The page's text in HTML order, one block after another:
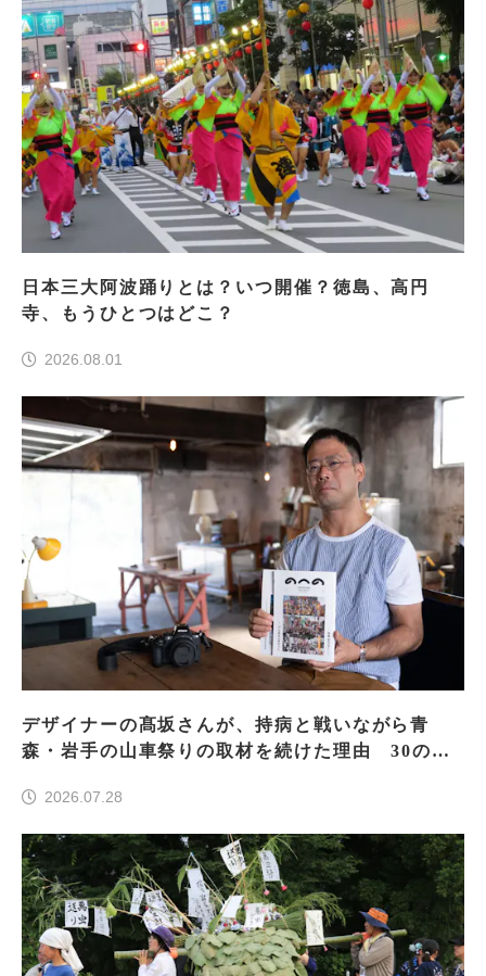
日本三大阿波踊りとは？いつ開催？徳島、高円
寺、もうひとつはどこ？
2026.08.01
デザイナーの髙坂さんが、持病と戦いながら青
森・岩手の山車祭りの取材を続けた理由 30の山
2026.07.28